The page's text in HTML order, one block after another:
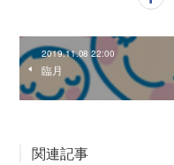
2019.11.08 22:00
臨月
関連記事